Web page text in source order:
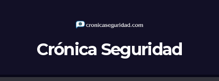
Crónica Seguridad